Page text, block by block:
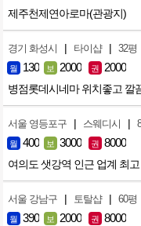
제주천제연아로마(관광지)
경기 화성시 | 타이샵 | 32평
월 130 보 2000 권 2000
병점롯데시네마 위치좋고 깔
서울 영등포구 | 스웨디시 |
월 400 보 3000 권 8000
여의도 샛강역 인근 업계 최
서울 강남구 | 토탈샵 | 60평
월 390 보 2000 권 8000